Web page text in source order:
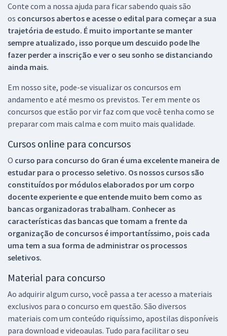
Conte com a nossa ajuda para ficar sabendo quais são
os concursos abertos e acesse o edital para começar a sua
trajetória de estudo. É muito importante se manter
sempre atualizado, isso porque um descuido pode lhe
fazer perder a inscrição e ver o seu sonho se distanciando
ainda mais.
Em nosso site, pode-se visualizar os concursos em
andamento e até mesmo os previstos. Ter em mente os
concursos que estão por vir faz com que você tenha como se
preparar com mais calma e com muito mais qualidade.
Cursos online para concursos
O curso para concurso do Gran é uma excelente maneira de
estudar para o processo seletivo. Os nossos cursos são
constituídos por módulos elaborados por um corpo
docente experiente e que entende muito bem como as
bancas organizadoras trabalham. Conhecer as
características das bancas que tomam a frente da
organização de concursos é importantíssimo, pois cada
uma tem a sua forma de administrar os processos
seletivos.
Material para concurso
Ao adquirir algum curso, você passa a ter acesso a materiais
exclusivos para o concurso em questão. São diversos
materiais com um conteúdo riquíssimo, apostilas disponíveis
para download e videoaulas. Tudo para facilitar o seu